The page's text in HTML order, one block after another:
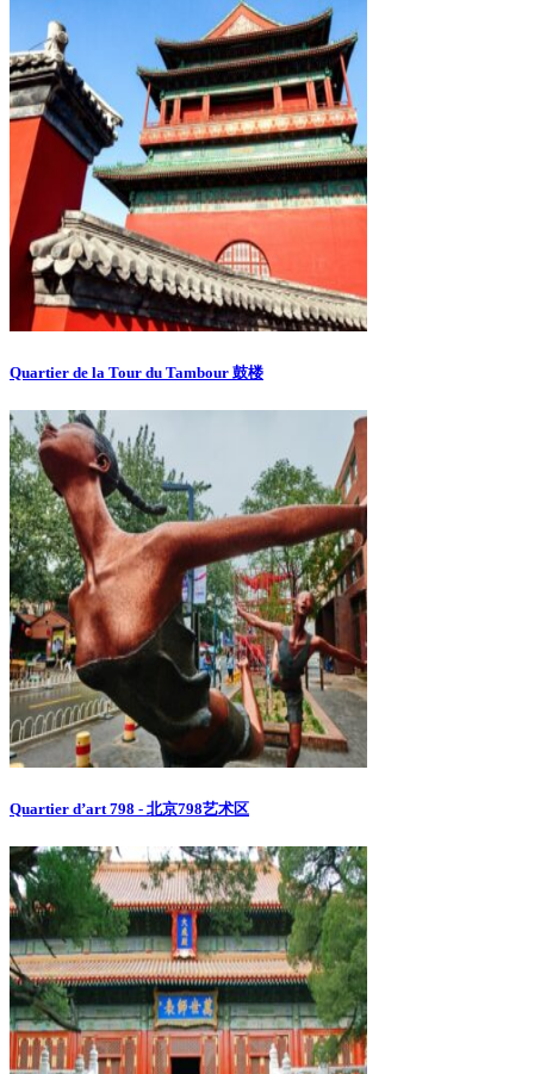
Quartier de la Tour du Tambour 鼓楼
Quartier d’art 798 - 北京798艺术区